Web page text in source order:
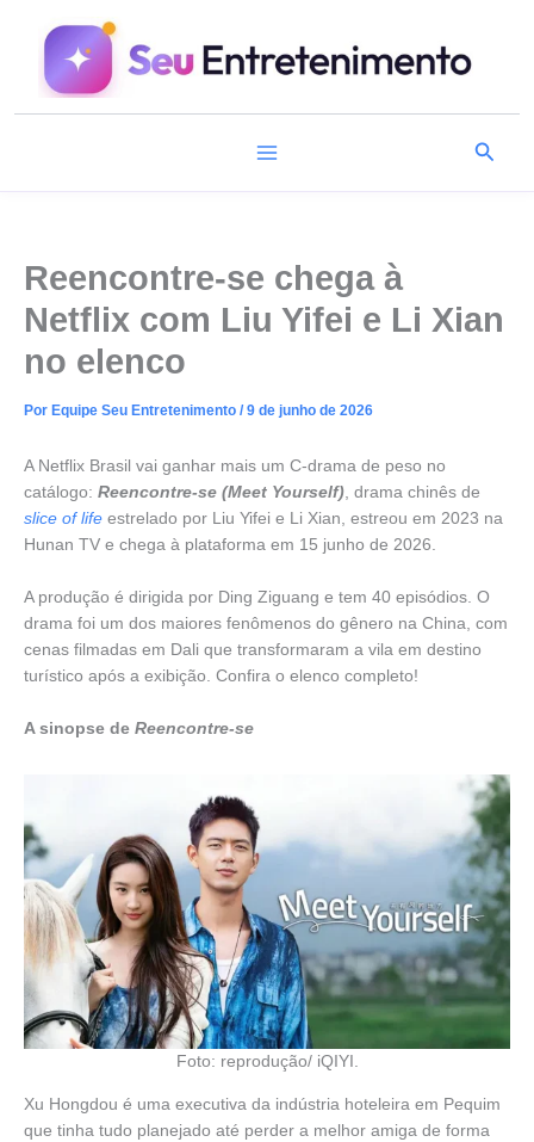
conteúdo
Reencontre-se chega à
Netflix com Liu Yifei e Li Xian
no elenco
Por Equipe Seu Entretenimento /9 de junho de 2026
A Netflix Brasil vai ganhar mais um C-drama de peso no
catálogo: Reencontre-se (Meet Yourself), drama chinês de
slice of life estrelado por Liu Yifei e Li Xian, estreou em 2023 na
Hunan TV e chega à plataforma em 15 junho de 2026.
A produção é dirigida por Ding Ziguang e tem 40 episódios. O
drama foi um dos maiores fenômenos do gênero na China, com
cenas filmadas em Dali que transformaram a vila em destino
turístico após a exibição. Confira o elenco completo!
A sinopse de Reencontre-se
Foto: reprodução/ iQIYI.
Xu Hongdou é uma executiva da indústria hoteleira em Pequim
que tinha tudo planejado até perder a melhor amiga de forma